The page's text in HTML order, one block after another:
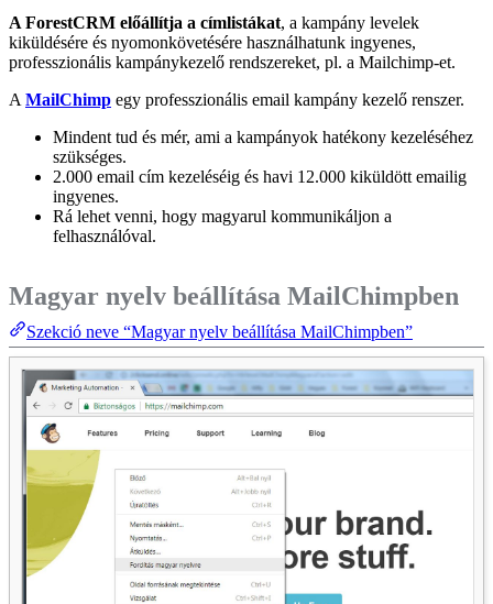
A ForestCRM előállítja a címlistákat, a kampány levelek
kiküldésére és nyomonkövetésére használhatunk ingyenes,
professzionális kampánykezelő rendszereket, pl. a Mailchimp-et.
A MailChimp egy professzionális email kampány kezelő renszer.
Mindent tud és mér, ami a kampányok hatékony kezeléséhez
szükséges.
2.000 email cím kezeléséig és havi 12.000 kiküldött emailig
ingyenes.
Rá lehet venni, hogy magyarul kommunikáljon a
felhasználóval.
Magyar nyelv beállítása MailChimpben
Szekció neve “Magyar nyelv beállítása MailChimpben”